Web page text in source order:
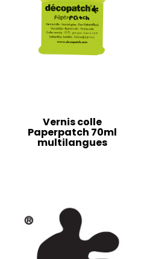
Vernis colle
Paperpatch 70ml
multilangues